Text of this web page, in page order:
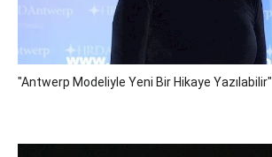
"Antwerp Modeliyle Yeni Bir Hikaye Yazılabilir"